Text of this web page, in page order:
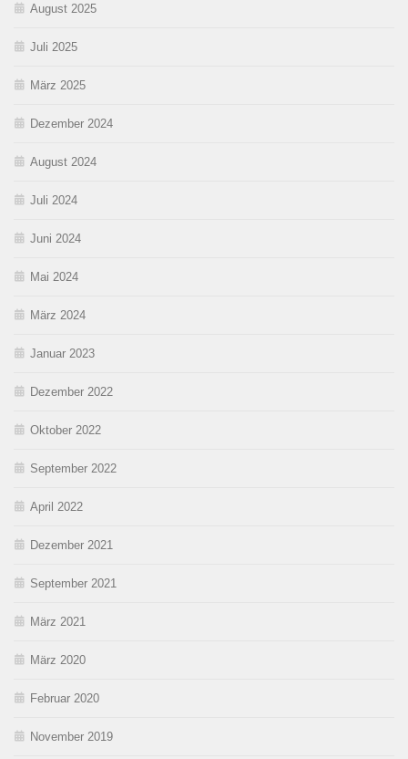
August 2025
Juli 2025
März 2025
Dezember 2024
August 2024
Juli 2024
Juni 2024
Mai 2024
März 2024
Januar 2023
Dezember 2022
Oktober 2022
September 2022
April 2022
Dezember 2021
September 2021
März 2021
März 2020
Februar 2020
November 2019